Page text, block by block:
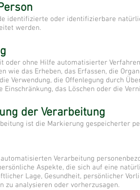
identifizierte oder identifizierbare
werden.
oder ohne Hilfe automatisierter
wie das Erheben, das Erfassen, die
Verwendung, die Offenlegung durch
Einschränkung, das Löschen oder die
der Verarbeitung
ist die Markierung gespeicherter
Verarbeitung
Aspekte, die sich auf eine
Lage, Gesundheit, persönlicher
zu analysieren oder vorherzusagen.